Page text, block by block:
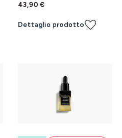
43,90 €
Dettaglio prodotto